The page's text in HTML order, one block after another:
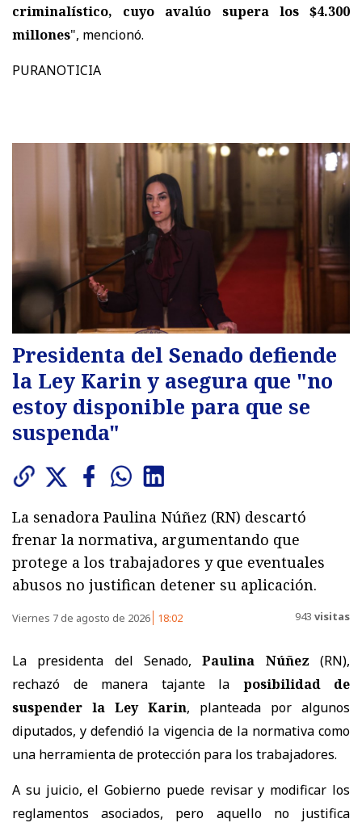
criminalístico, cuyo avalúo supera los $4.300
millones", mencionó.
PURANOTICIA
Presidenta del Senado defiende
la Ley Karin y asegura que "no
estoy disponible para que se
suspenda"
La senadora Paulina Núñez (RN) descartó
frenar la normativa, argumentando que
protege a los trabajadores y que eventuales
abusos no justifican detener su aplicación.
Viernes 7 de agosto de 2026 18:02 943 visitas
La presidenta del Senado, Paulina Núñez (RN),
rechazó de manera tajante la posibilidad de
suspender la Ley Karin, planteada por algunos
diputados, y defendió la vigencia de la normativa como
una herramienta de protección para los trabajadores.
A su juicio, el Gobierno puede revisar y modificar los
reglamentos asociados, pero aquello no justifica